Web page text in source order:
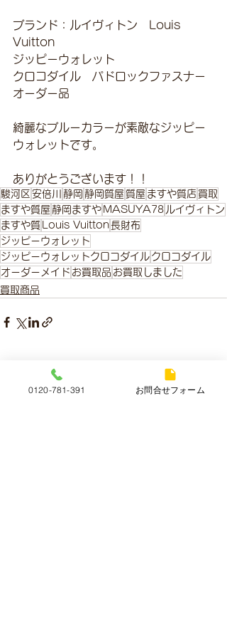
ブランド：ルイヴィトン　Louis
Vuitton
ジッピーウォレット
クロコダイル　パドロックファスナー
オーダー品
綺麗なブルーカラーが素敵なジッピー
ウォレットです。
ありがとうございます！！
駿河区 安倍川 静岡 静岡質屋 質屋 ますや質店 買取
ますや質屋 静岡ますや MASUYA78 ルイヴィトン
ますや質
Louis Vuitton 長財布
ジッピーウォレット
ジッピーウォレットクロコダイル クロコダイル
オーダーメイド お買取品 お買取しました
買取商品
0120-781-391 お問合せフォーム